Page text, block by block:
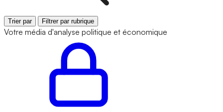
Trier par Filtrer par rubrique
Votre média d'analyse politique et économique